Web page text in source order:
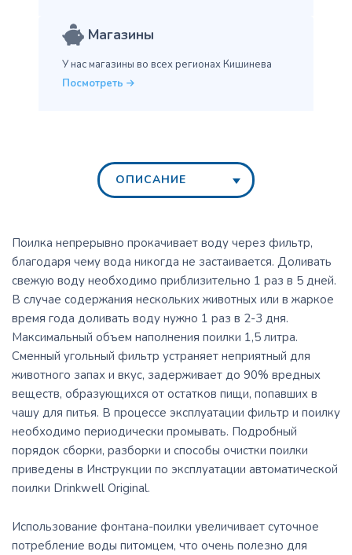
Магазины
У нас магазины во всех регионах Кишинева
Посмотреть
ОПИСАНИЕ
Поилка непрерывно прокачивает воду через фильтр,
благодаря чему вода никогда не застаивается. Доливать
свежую воду необходимо приблизительно 1 раз в 5 дней.
В случае содержания нескольких животных или в жаркое
время года доливать воду нужно 1 раз в 2-3 дня.
Максимальный объем наполнения поилки 1,5 литра.
Сменный угольный фильтр устраняет неприятный для
животного запах и вкус, задерживает до 90% вредных
веществ, образующихся от остатков пищи, попавших в
чашу для питья. В процессе эксплуатации фильтр и поилку
необходимо периодически промывать. Подробный
порядок сборки, разборки и способы очистки поилки
приведены в Инструкции по эксплуатации автоматической
поилки Drinkwell Original.
Использование фонтана-поилки увеличивает суточное
потребление воды питомцем, что очень полезно для